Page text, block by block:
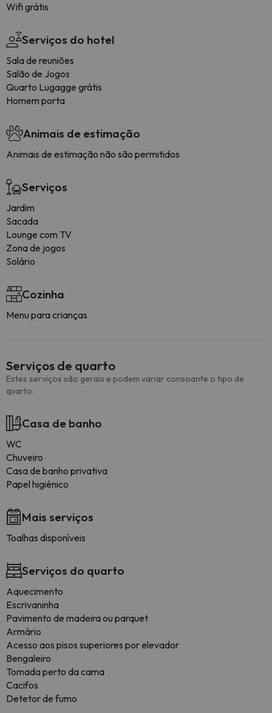
Wifi grátis
Serviços do hotel
Sala de reuniões
Salão de Jogos
Quarto Lugagge grátis
Homem porta
Animais de estimação
Animais de estimação não são permitidos
Serviços
Jardim
Sacada
Lounge com TV
Zona de jogos
Solário
Cozinha
Menu para crianças
Serviços de quarto
Estes serviços são gerais e podem variar consoante o tipo de
quarto.
Casa de banho
WC
Chuveiro
Casa de banho privativa
Papel higiénico
Mais serviços
Toalhas disponíveis
Serviços do quarto
Aquecimento
Escrivaninha
Pavimento de madeira ou parquet
Armário
Acesso aos pisos superiores por elevador
Bengaleiro
Tomada perto da cama
Cacifos
Detetor de fumo